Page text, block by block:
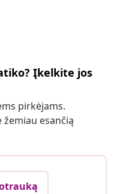
Įkelkite jos
pirkėjams.
esančią